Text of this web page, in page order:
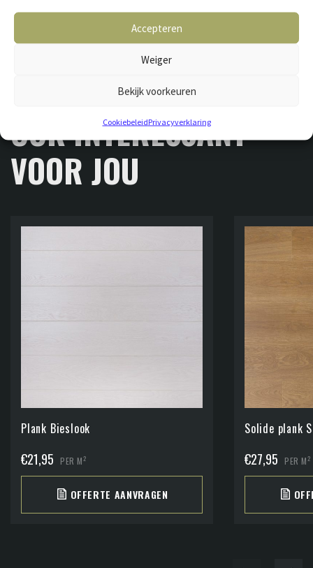
Accepteren
Weiger
Bekijk voorkeuren
CookiebeleidPrivacyverklaring
GERELATEERDE VLOEREN
OOK INTERESSANT
VOOR JOU
Plank Bieslook
€21,95 PER M2
OFFERTE AANVRAGEN
Solide plank
€27,95 PER M2